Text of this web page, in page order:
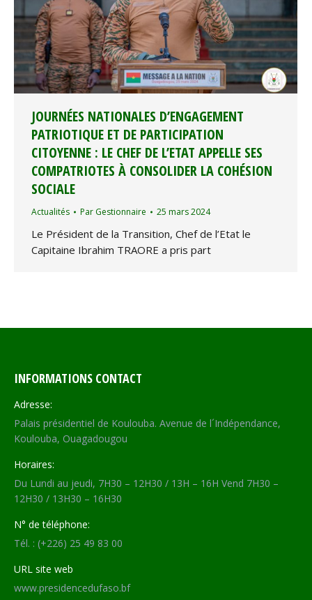
JOURNÉES NATIONALES D’ENGAGEMENT
PATRIOTIQUE ET DE PARTICIPATION
CITOYENNE : LE CHEF DE L’ETAT APPELLE SES
COMPATRIOTES À CONSOLIDER LA COHÉSION
SOCIALE
Actualités Par Gestionnaire 25 mars 2024
Le Président de la Transition, Chef de l’Etat le
Capitaine Ibrahim TRAORE a pris part
INFORMATIONS CONTACT
Adresse:
Palais présidentiel de Koulouba. Avenue de l´Indépendance,
Koulouba, Ouagadougou
Horaires:
Du Lundi au jeudi, 7H30 – 12H30 / 13H – 16H Vend 7H30 –
12H30 / 13H30 – 16H30
N° de téléphone:
Tél. : (+226) 25 49 83 00
URL site web
www.presidencedufaso.bf